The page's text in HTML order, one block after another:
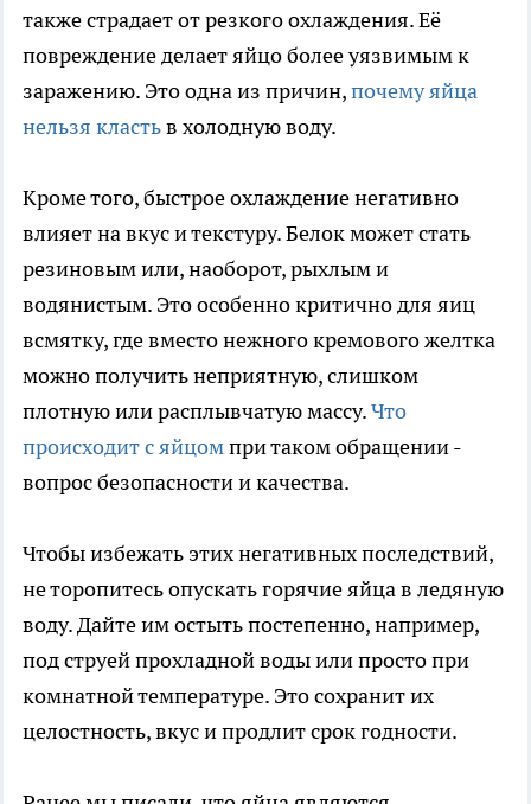
также страдает от резкого охлаждения. Её
повреждение делает яйцо более уязвимым к
заражению. Это одна из причин,почему яйца
нельзя кластьв холодную воду.
Кроме того, быстрое охлаждение негативно
влияет на вкус и текстуру. Белок может стать
резиновым или, наоборот, рыхлым и
водянистым. Это особенно критично для яиц
всмятку, где вместо нежного кремового желтка
можно получить неприятную, слишком
плотную или расплывчатую массу.Что
происходит с яйцомпри таком обращении -
вопрос безопасности и качества.
Чтобы избежать этих негативных последствий,
не торопитесь опускать горячие яйца в ледяную
воду. Дайте им остыть постепенно, например,
под струей прохладной воды или просто при
комнатной температуре. Это сохранит их
целостность, вкус и продлит срок годности.